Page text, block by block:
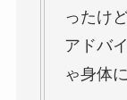
ったけ
アドバ
ゃ身体